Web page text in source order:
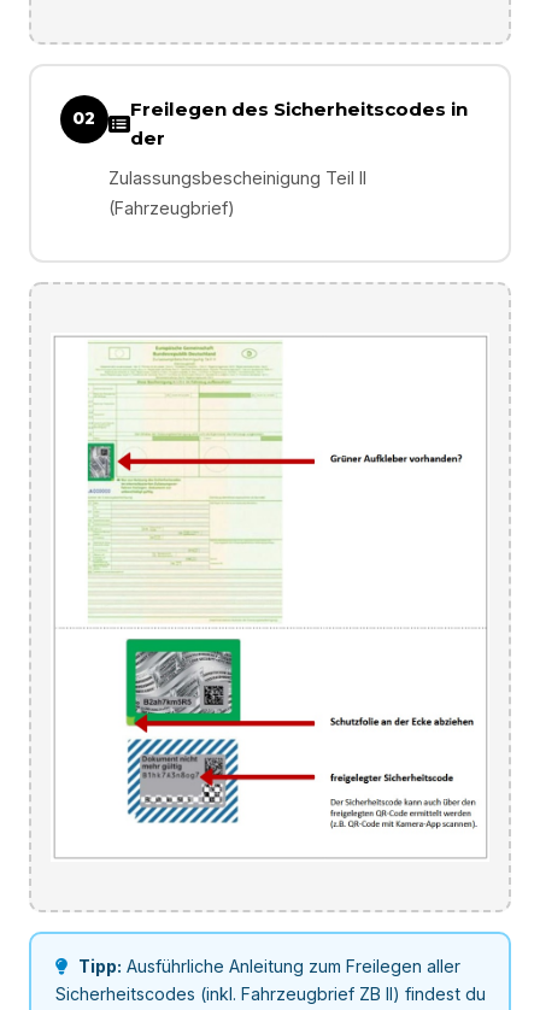
02
Freilegen des Sicherheitscodes in
der
Zulassungsbescheinigung Teil II
(Fahrzeugbrief)
Tipp: Ausführliche Anleitung zum Freilegen aller
Sicherheitscodes (inkl. Fahrzeugbrief ZB II) findest du